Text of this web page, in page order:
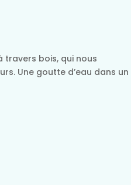
travers bois, qui nous
Une goutte d’eau dans un